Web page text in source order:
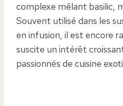
complexe mêlant basilic,
Souvent utilisé dans les
en infusion, il est encore
suscite un intérêt
passionnés de cuisine